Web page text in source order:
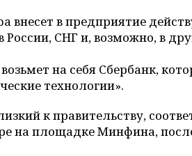
внесет в предприятие
России, СНГ и, возможно, в
на себя Сбербанк,
технологии».
к правительству,
на площадке Минфина,